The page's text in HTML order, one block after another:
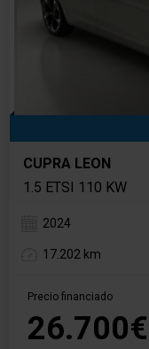
CUPRA LEON
1.5 ETSI 110 KW
2024
17.202 km
Precio financiado
26.700€